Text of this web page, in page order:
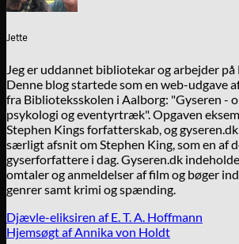
Jette
Jeg er uddannet bibliotekar og arbejder
Denne blog startede som en web-udgave
fra Biblioteksskolen i Aalborg: "Gyseren -
psykologi og eventyrtræk". Opgaven
Stephen Kings forfatterskab, og
særligt afsnit om Stephen King, som en af
gyserforfattere i dag. Gyseren.dk
omtaler og anmeldelser af film og bøger
genrer samt krimi og spænding.
Djævle-eliksiren af E. T. A. Hoffmann
Hjemsøgt af Annika von Holdt